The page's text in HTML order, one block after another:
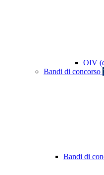
OIV
Bandi di concorso
Bandi di